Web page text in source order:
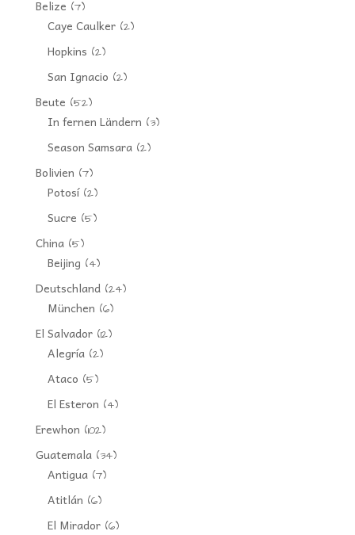
Belize (7)
Caye Caulker(2)
Hopkins (2)
San Ignacio (2)
Beute (52)
In fernen Ländern (3)
Season Samsara(2)
Bolivien (7)
Potosí(2)
Sucre (5)
China(5)
Beijing (4)
Deutschland(24)
München (6)
El Salvador(12)
Alegría(2)
Ataco (5)
El Esteron (4)
Erewhon (102)
Guatemala(34)
Antigua(7)
Atitlán (6)
El Mirador(6)